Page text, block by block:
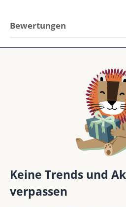
Bewertungen
Durchschnittliche Bewertung
Akzeptierbar (0)
Keine Trends und
verpassen